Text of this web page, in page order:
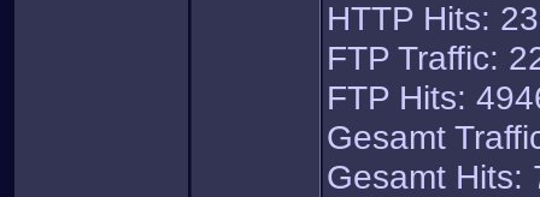
HTTP Hits:
FTP Traffic:
FTP Hits:
Gesamt
Gesamt Hits: